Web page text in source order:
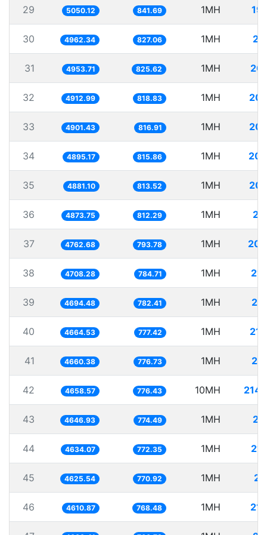
29 5050.12 841.69 1MH
30 4962.34 827.06 1MH
31 4953.71 825.62 1MH
32 4912.99 818.83 1MH
33 4901.43 816.91 1MH
34 4895.17 815.86 1MH
35 4881.10 813.52 1MH
36 4873.75 812.29 1MH
37 4762.68 793.78 1MH
38 4708.28 784.71 1MH
39 4694.48 782.41 1MH
40 4664.53 777.42 1MH
41 4660.38 776.73 1MH
42 4658.57 776.43 10MH
43 4646.93 774.49 1MH
44 4634.07 772.35 1MH
45 4625.54 770.92 1MH
46 4610.87 768.48 1MH